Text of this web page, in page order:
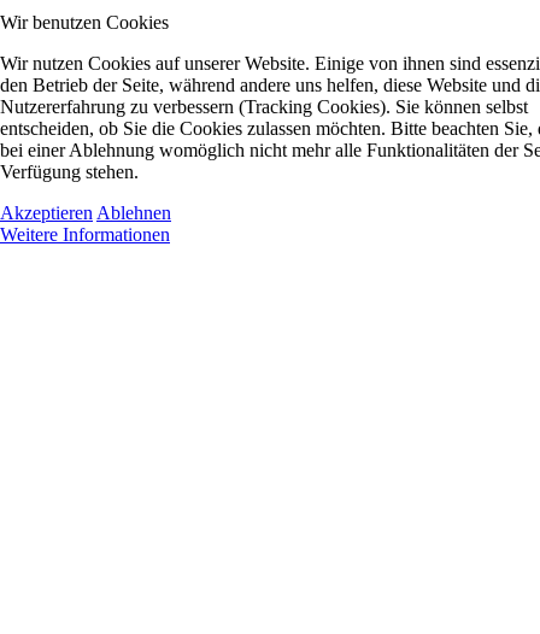
Wir benutzen Cookies
Wir nutzen Cookies auf unserer Website. Einige von ihnen sind
den Betrieb der Seite, während andere uns helfen, diese Website und
Nutzererfahrung zu verbessern (Tracking Cookies). Sie können selbst
entscheiden, ob Sie die Cookies zulassen möchten. Bitte beachten Sie,
bei einer Ablehnung womöglich nicht mehr alle Funktionalitäten der
Verfügung stehen.
Akzeptieren Ablehnen
Weitere Informationen